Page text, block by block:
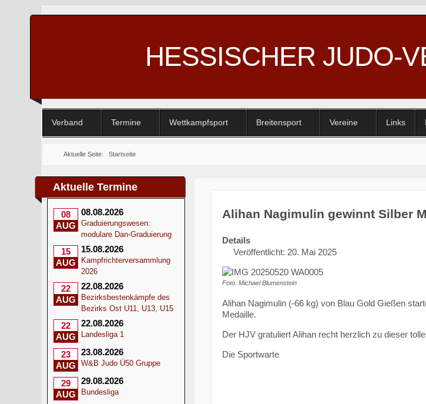
HESSISCHER JUDO-
Verband Termine Wettkampfsport Breitensport Vereine Links
Aktuelle Seite:Startseite
Aktuelle Termine
08
AUG
08.08.2026
Graduierungswesen:
modulare Dan-Graduierung
15
AUG
15.08.2026
Kampfrichterversammlung
2026
22
AUG
22.08.2026
Bezirksbestenkämpfe des
Bezirks Ost U11, U13, U15
22
AUG
22.08.2026
Landesliga 1
23
AUG
23.08.2026
W&B Judo Ü50 Gruppe
29
AUG
29.08.2026
Bundesliga
Alihan Nagimulin gewinnt Silber
Details
Veröffentlicht: 20. Mai 2025
Foto: Michael Blumenstein
Alihan Nagimulin (-66 kg) von Blau Gold Gießen
Medaille.
Der HJV gratuliert Alihan recht herzlich zu dieser
Die Sportwarte